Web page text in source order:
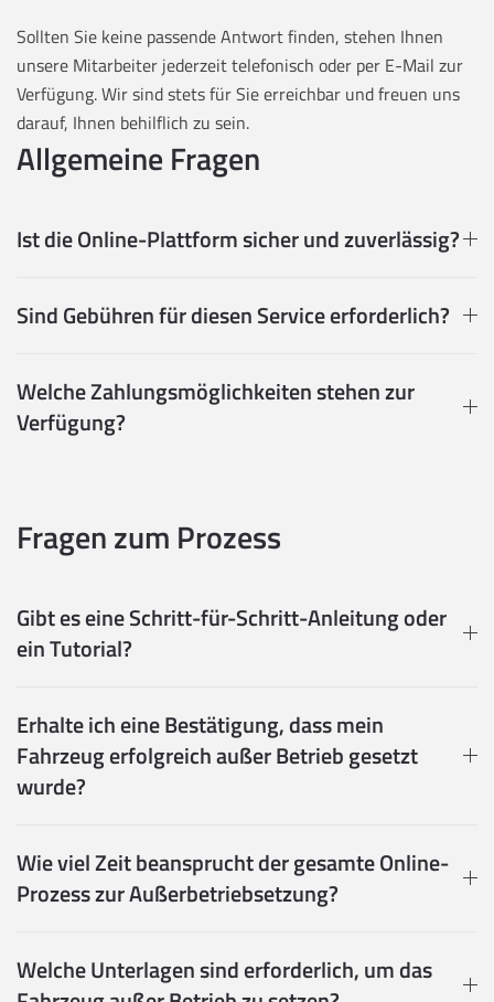
Sollten Sie keine passende Antwort finden, stehen Ihnen
unsere Mitarbeiter jederzeit telefonisch oder per E-Mail zur
Verfügung. Wir sind stets für Sie erreichbar und freuen uns
darauf, Ihnen behilflich zu sein.
Allgemeine Fragen
Ist die Online-Plattform sicher und zuverlässig?
Sind Gebühren für diesen Service erforderlich?
Welche Zahlungsmöglichkeiten stehen zur
Verfügung?
Fragen zum Prozess
Gibt es eine Schritt-für-Schritt-Anleitung oder
ein Tutorial?
Erhalte ich eine Bestätigung, dass mein
Fahrzeug erfolgreich außer Betrieb gesetzt
wurde?
Wie viel Zeit beansprucht der gesamte Online-
Prozess zur Außerbetriebsetzung?
Welche Unterlagen sind erforderlich, um das